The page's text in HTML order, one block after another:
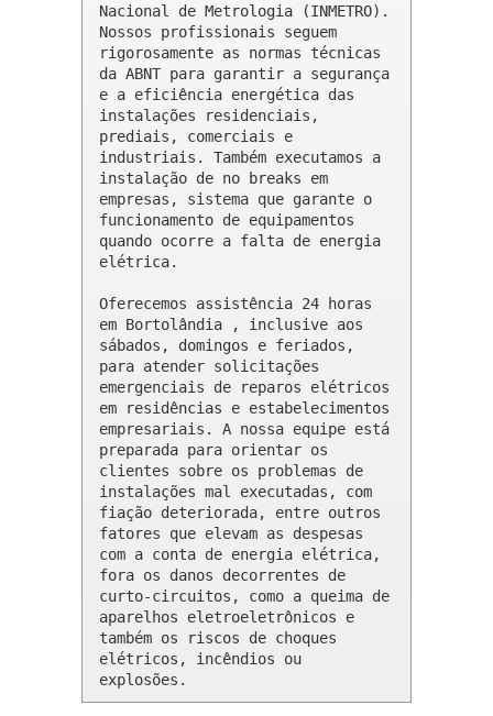
Nacional de Metrologia (INMETRO).
Nossos profissionais seguem
rigorosamente as normas técnicas
da ABNT para garantir a segurança
e a eficiência energética das
instalações residenciais,
prediais, comerciais e
industriais. Também executamos a
instalação de no breaks em
empresas, sistema que garante o
funcionamento de equipamentos
quando ocorre a falta de energia
elétrica.
Oferecemos assistência 24 horas
em Bortolândia , inclusive aos
sábados, domingos e feriados,
para atender solicitações
emergenciais de reparos elétricos
em residências e estabelecimentos
empresariais. A nossa equipe está
preparada para orientar os
clientes sobre os problemas de
instalações mal executadas, com
fiação deteriorada, entre outros
fatores que elevam as despesas
com a conta de energia elétrica,
fora os danos decorrentes de
curto-circuitos, como a queima de
aparelhos eletroeletrônicos e
também os riscos de choques
elétricos, incêndios ou
explosões.